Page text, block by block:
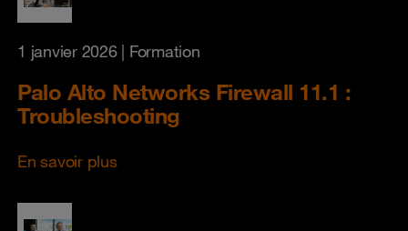
1 janvier 2026| Formation
Palo Alto Networks Firewall 11.1 :
Troubleshooting
En savoir plus